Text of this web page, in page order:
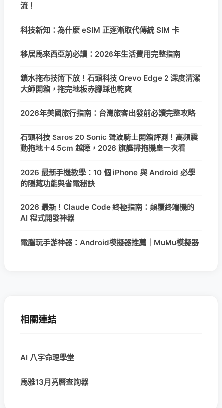
流！
科技新知：為什麼 eSIM 正逐漸取代傳統 SIM 卡
移居馬來西亞前必讀：2026年生活費用完整指南
鎖水拖布技術下放！石頭科技 Qrevo Edge 2 深度清潔
大師開箱，拖完地板赤腳踩也乾爽
2026年美國旅行指南：台灣旅客出發前必讀完整攻略
石頭科技 Saros 20 Sonic 聲波騎士開箱評測！高頻震
動拖地＋4.5cm 越障，2026 旗艦掃拖機皇一次看
2026 最新手機教學：10 個 iPhone 與 Android 必學
的隱藏功能與省電秘訣
2026 最新！Claude Code 終極指南：顛覆終端機的
AI 程式開發神器
電腦玩手游神器：Android模擬器推薦｜MuMu模擬器
相關連結
AI 八字命理學堂
馬雅13月亮曆查詢器